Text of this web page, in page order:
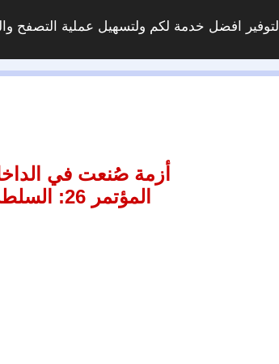
لتوفير افضل خدمة لكم ولتسهيل عملية التصفح
أزمة صُنعت في